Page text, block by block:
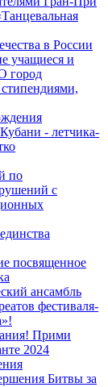
в России
учащиеся и
город
- летчика-
по
с
посвященное
ансамбль
фестиваля-
Прими
2024
Битвы за